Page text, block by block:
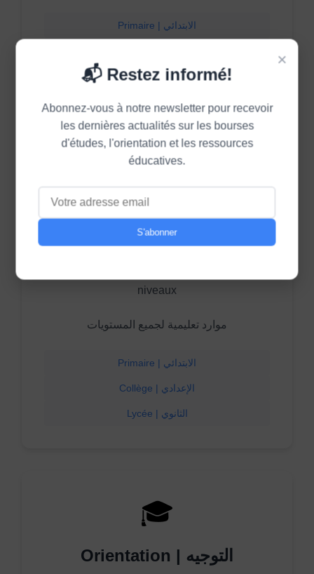
Primaire | الابتدائي
Lycée | الثانوي
📖
Cours & Exercices | دروس و
تمارين
niveaux
موارد تعليمية لجميع المستويات
Primaire | الابتدائي
Collège | الإعدادي
Lycée | الثانوي
🎓
Orientation | التوجيه
×
📬 Restez informé!
Abonnez-vous à notre newsletter pour recevoir
les dernières actualités sur les bourses
d'études, l'orientation et les ressources
éducatives.
S'abonner